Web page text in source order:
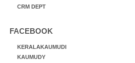
CRM DEPT
FACEBOOK
KERALAKAUMUDI
KAUMUDY